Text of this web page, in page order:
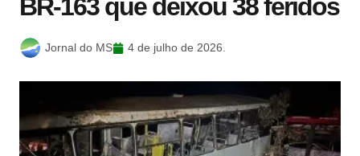
BR-163 que deixou 38 feridos
Jornal do MS 4 de julho de 2026.